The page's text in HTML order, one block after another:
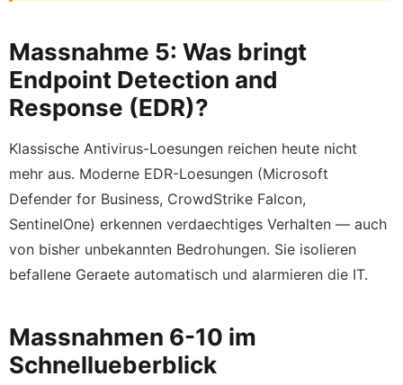
Massnahme 5: Was bringt
Endpoint Detection and
Response (EDR)?
Klassische Antivirus-Loesungen reichen heute nicht
mehr aus. Moderne EDR-Loesungen (Microsoft
Defender for Business, CrowdStrike Falcon,
SentinelOne) erkennen verdaechtiges Verhalten — auch
von bisher unbekannten Bedrohungen. Sie isolieren
befallene Geraete automatisch und alarmieren die IT.
Massnahmen 6-10 im
Schnellueberblick